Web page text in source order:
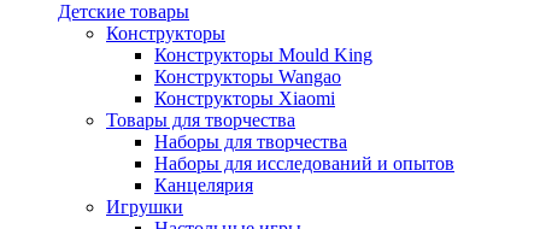
Детские товары
Конструкторы
Конструкторы Mould King
Конструкторы Wangao
Конструкторы Xiaomi
Товары для творчества
Наборы для творчества
Наборы для исследований и опытов
Канцелярия
Игрушки